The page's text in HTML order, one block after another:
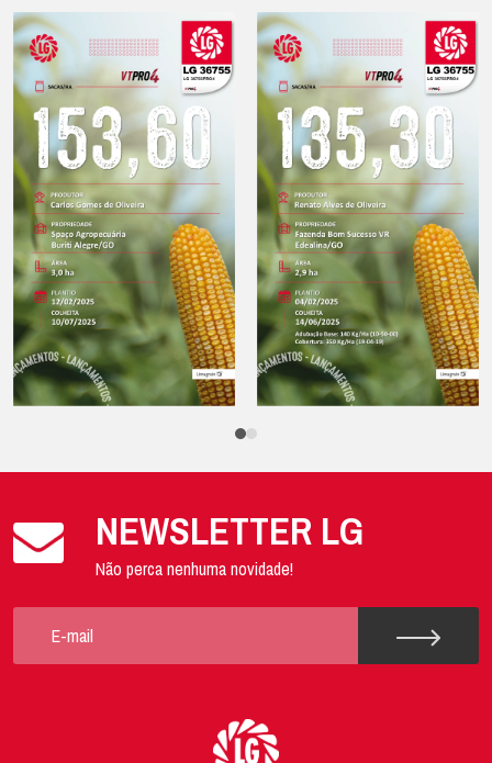
NEWSLETTER LG
Não perca nenhuma novidade!